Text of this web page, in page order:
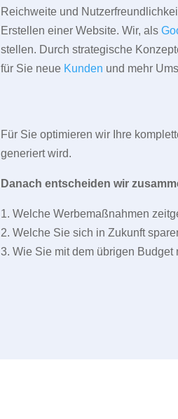
Reichweite und
Erstellen einer Website. Wir, als
stellen. Durch strategische
für Sie neue Kunden und mehr
Für Sie optimieren wir Ihre
generiert wird.
Danach entscheiden wir
1. Welche Werbemaßnahmen
2. Welche Sie sich in Zukunft
3. Wie Sie mit dem übrigen